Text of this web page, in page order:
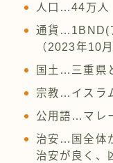
人口…44万人
通貨…1BND(
（2023年10
国土…三重県
宗教…イスラ
公用語…マレ
治安…国全体
治安が良く、